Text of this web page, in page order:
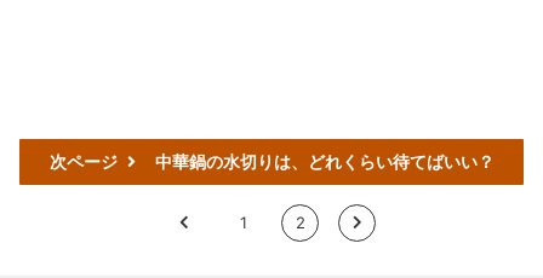
次ページ 中華鍋の水切りは、どれくらい待てばいい？
< 1 2 >